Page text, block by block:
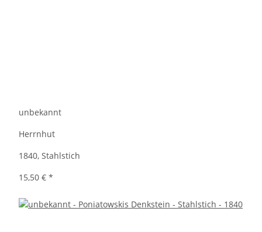
unbekannt
Herrnhut
1840, Stahlstich
15,50 € *